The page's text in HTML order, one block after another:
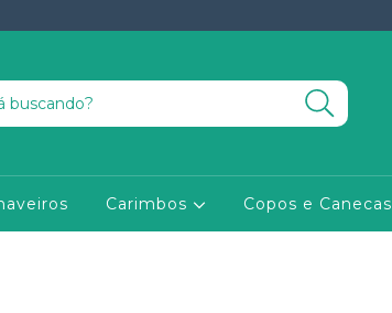
Carimbos Copos e Canecas